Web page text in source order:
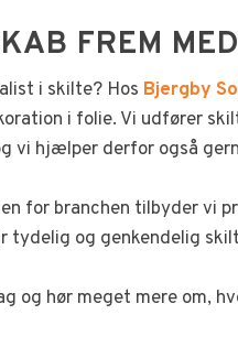
FREM
i skilte? Hos Bjergby
i folie. Vi udfører
vi hjælper derfor også
for branchen tilbyder vi
tydelig og genkendelig
og hør meget mere om,